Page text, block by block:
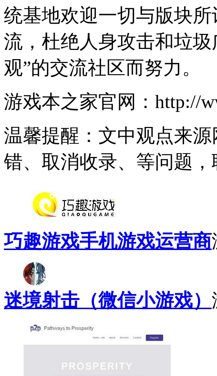
统基地欢迎一切与版块
流，杜绝人身攻击和垃
观”的交流社区而努力。
游戏本之家官网：http://
温馨提醒：文中观点来
错、取消收录、等问题
巧趣游戏手机游戏运营商
迷境射击（微信小游戏）